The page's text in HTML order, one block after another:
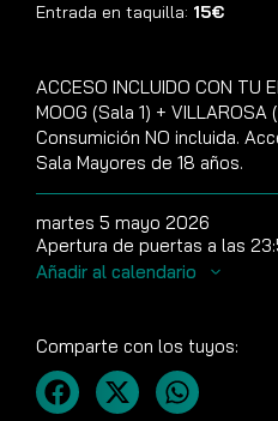
Entrada en taquilla: 15€
ACCESO INCLUIDO CON TU
MOOG (Sala 1) + VILLAROSA
Consumición NO incluida.
Sala Mayores de 18 años.
martes 5 mayo 2026
Apertura de puertas a las
Añadir al calendario
Comparte con los tuyos: